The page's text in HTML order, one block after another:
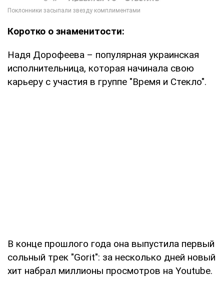
Коротко о знаменитости:
Надя Дорофеева – популярная украинская
исполнительница, которая начинала свою
карьеру с участия в группе "Время и Стекло".
В конце прошлого года она выпустила первый
сольный трек "Gorit": за несколько дней новый
хит набрал миллионы просмотров на Youtube.